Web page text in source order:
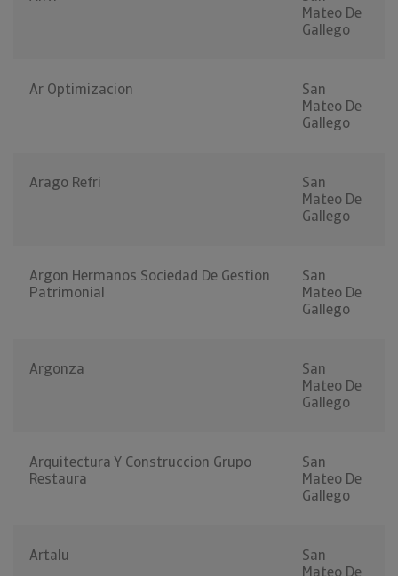
Mateo De
Gallego
Ar Optimizacion
San
Mateo De
Gallego
Arago Refri
San
Mateo De
Gallego
Argon Hermanos Sociedad De Gestion
Patrimonial
San
Mateo De
Gallego
Argonza
San
Mateo De
Gallego
Arquitectura Y Construccion Grupo
Restaura
San
Mateo De
Gallego
Artalu
San
Mateo De